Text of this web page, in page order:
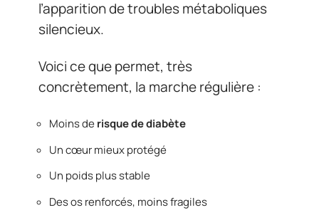
l’apparition de troubles métaboliques
silencieux.
Voici ce que permet, très
concrètement, la marche régulière :
Moins derisque de diabète
Un cœur mieux protégé
Un poids plus stable
Des os renforcés, moins fragiles